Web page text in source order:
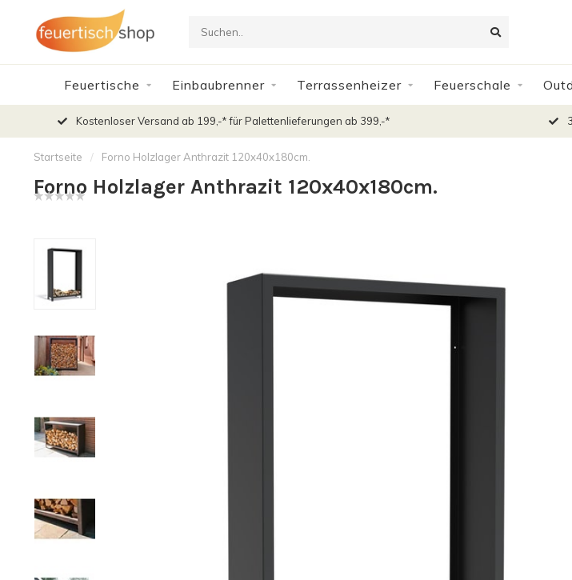
Feuertische Einbaubrenner Terrassenheizer Feuerschale
Kostenloser Versand ab 199,-* für Palettenlieferungen ab 399,-*
Startseite / Forno Holzlager Anthrazit 120x40x180cm.
Forno Holzlager Anthrazit 120x40x180cm.